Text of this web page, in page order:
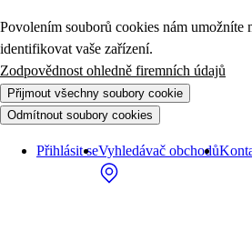
Povolením souborů cookies nám umožníte
identifikovat vaše zařízení.
Zodpovědnost ohledně firemních údajů
Přijmout všechny soubory cookie
Odmítnout soubory cookies
Přihlásit seVyhledávač obchodů